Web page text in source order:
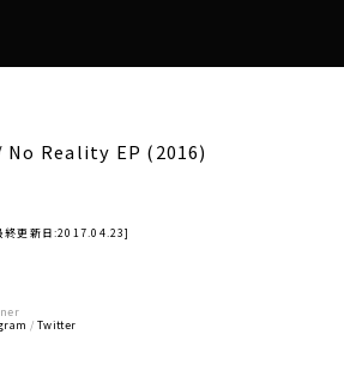
Reality EP (2016)
終更新日:2017.04.23]
/ Twitter